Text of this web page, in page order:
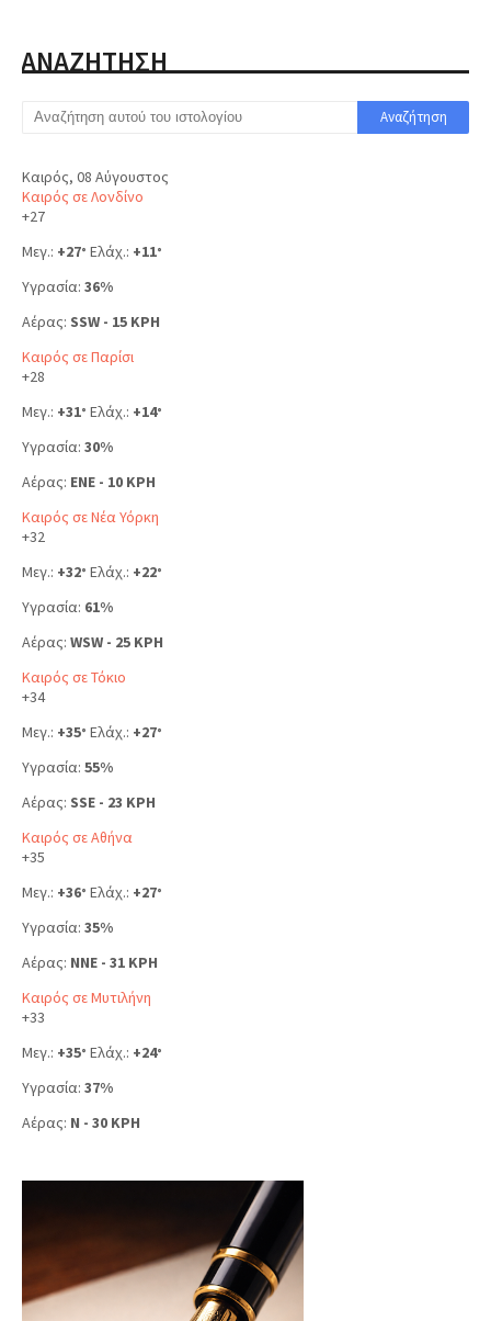
ΑΝΑΖΗΤΗΣΗ
Καιρός, 08 Αύγουστος
Καιρός σε Λονδίνο
+27
Μεγ.: +27° Ελάχ.: +11°
Υγρασία: 36%
Αέρας: SSW - 15 KPH
Καιρός σε Παρίσι
+28
Μεγ.: +31° Ελάχ.: +14°
Υγρασία: 30%
Αέρας: ENE - 10 KPH
Καιρός σε Νέα Υόρκη
+32
Μεγ.: +32° Ελάχ.: +22°
Υγρασία: 61%
Αέρας: WSW - 25 KPH
Καιρός σε Τόκιο
+34
Μεγ.: +35° Ελάχ.: +27°
Υγρασία: 55%
Αέρας: SSE - 23 KPH
Καιρός σε Αθήνα
+35
Μεγ.: +36° Ελάχ.: +27°
Υγρασία: 35%
Αέρας: NNE - 31 KPH
Καιρός σε Μυτιλήνη
+33
Μεγ.: +35° Ελάχ.: +24°
Υγρασία: 37%
Αέρας: N - 30 KPH